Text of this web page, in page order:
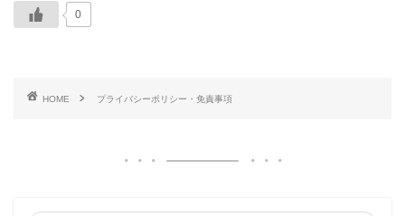
0
HOME プライバシーポリシー・免責事項